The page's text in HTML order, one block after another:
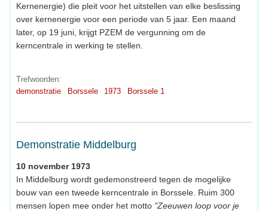
Kernenergie) die pleit voor het uitstellen van elke beslissing
over kernenergie voor een periode van 5 jaar. Een maand
later, op 19 juni, krijgt PZEM de vergunning om de
kerncentrale in werking te stellen.
Trefwoorden:
demonstratie
Borssele 1973 Borssele 1
Demonstratie Middelburg
10 november 1973
In Middelburg wordt gedemonstreerd tegen de mogelijke
bouw van een tweede kerncentrale in Borssele. Ruim 300
mensen lopen mee onder het motto "Zeeuwen loop voor je